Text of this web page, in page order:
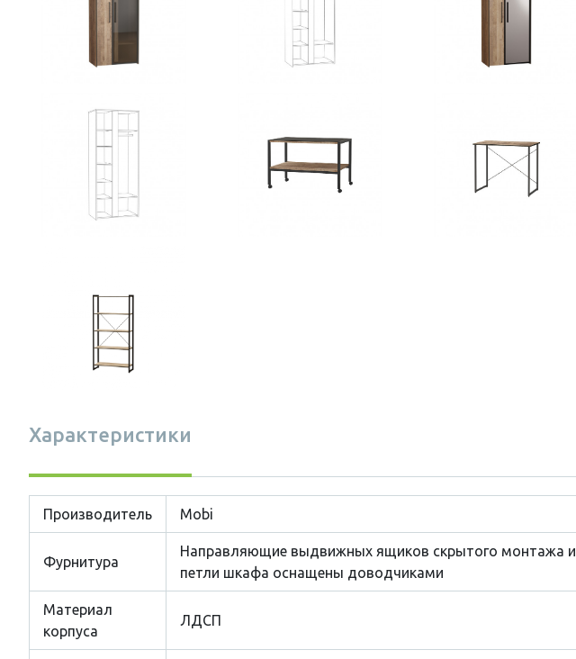
Характеристики
Производитель Mobi
Фурнитура
Направляющие выдвижных ящиков скрытого монтажа и
петли шкафа оснащены доводчиками
Материал
корпуса
ЛДСП